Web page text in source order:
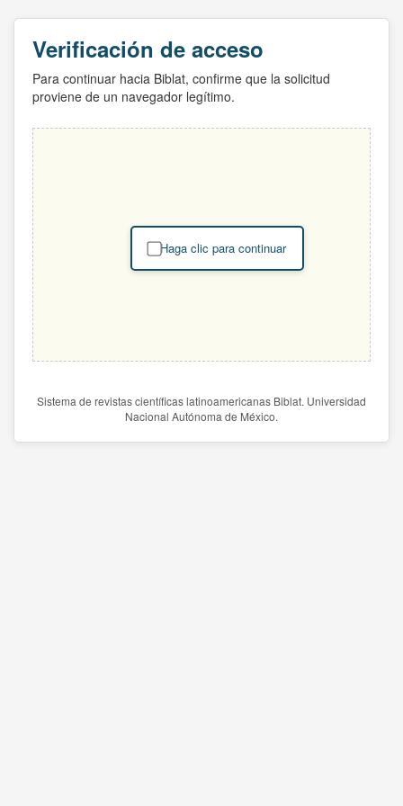
Verificación de acceso
Para continuar hacia Biblat, confirme que la solicitud
proviene de un navegador legítimo.
Haga clic para continuar
Sistema de revistas científicas latinoamericanas Biblat. Universidad
Nacional Autónoma de México.